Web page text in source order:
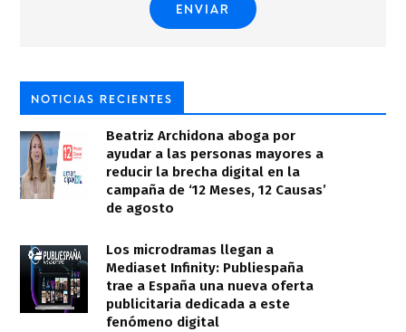
NOTICIAS RECIENTES
Beatriz Archidona aboga por
ayudar a las personas mayores a
reducir la brecha digital en la
campaña de ‘12 Meses, 12 Causas’
de agosto
Los microdramas llegan a
Mediaset Infinity: Publiespaña
trae a España una nueva oferta
publicitaria dedicada a este
fenómeno digital